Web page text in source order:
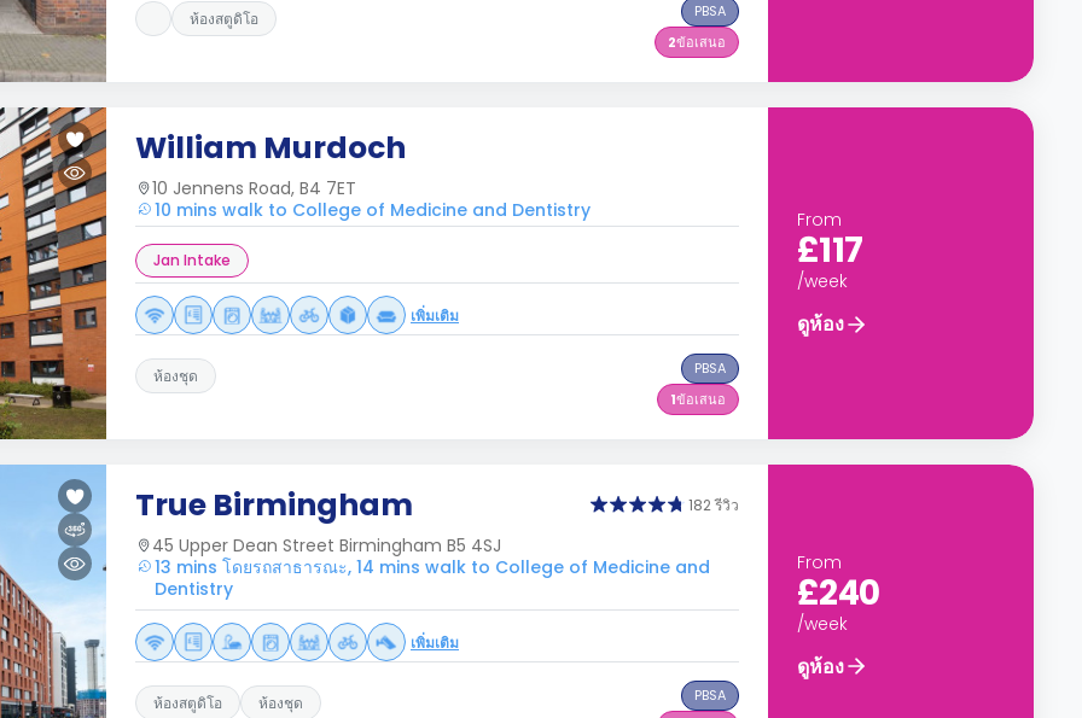
ห้องสตูดิโอ
PBSA
2ข้อเสนอ
William Murdoch
10 Jennens Road, B4 7ET
10 mins walk to College of Medicine and Dentistry
Jan Intake
เพิ่มเติม
ห้องชุด
PBSA
1ข้อเสนอ
From
£117
/week
ดูห้อง
True Birmingham 182 รีวิว
45 Upper Dean Street Birmingham B5 4SJ
13 mins โดยรถสาธารณะ, 14 mins walk to College of Medicine and
Dentistry
เพิ่มเติม
ห้องสตูดิโอ ห้องชุด
PBSA
From
£240
/week
ดูห้อง